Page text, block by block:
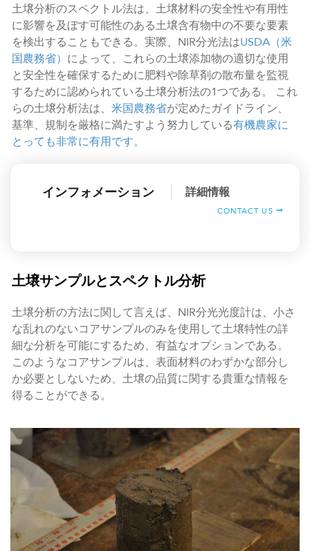
土壌分析のスペクトル法は、土壌材料の安全性や有用性
に影響を及ぼす可能性のある土壌含有物中の不要な要素
を検出することもできる。実際、NIR分光法はUSDA（米
国農務省） によって、これらの土壌添加物の適切な使用
と安全性を確保するために肥料や除草剤の散布量を監視
するために認められている土壌分析法の1つである。 これ
らの土壌分析法は、 米国農務省が定めたガイドライン、
基準、規制を厳格に満たすよう努力している有機農家に
とっても非常に有用です。
インフォメーション 詳細情報
CONTACT US
土壌サンプルとスペクトル分析
土壌分析の方法に関して言えば、NIR分光光度計は、小さ
な乱れのないコアサンプルのみを使用して土壌特性の詳
細な分析を可能にするため、有益なオプションである。
このようなコアサンプルは、表面材料のわずかな部分し
か必要としないため、土壌の品質に関する貴重な情報を
得ることができる。